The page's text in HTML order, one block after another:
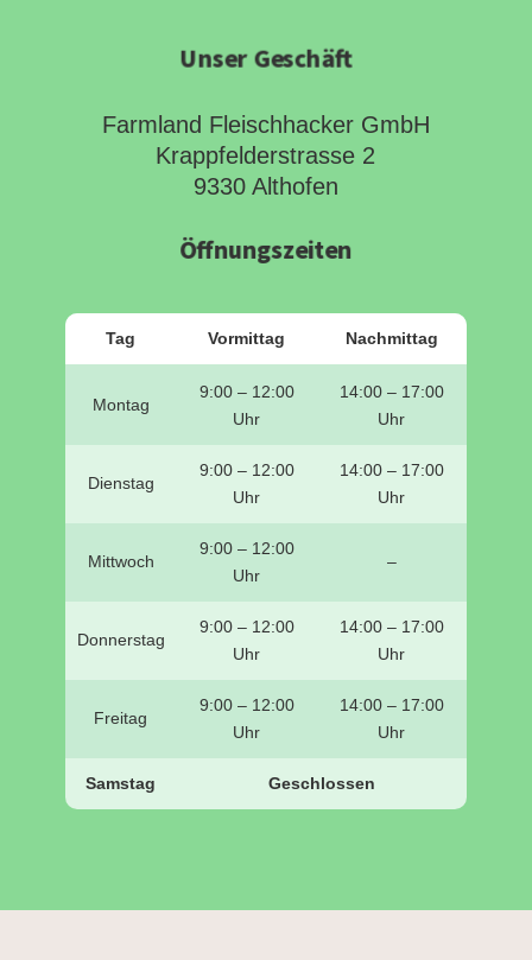
Unser Geschäft
Farmland Fleischhacker GmbH
Krappfelderstrasse 2
9330 Althofen
Öffnungszeiten
Tag Vormittag Nachmittag
Montag
9:00 – 12:00
Uhr
14:00 – 17:00
Uhr
Dienstag
9:00 – 12:00
Uhr
14:00 – 17:00
Uhr
Mittwoch
9:00 – 12:00
Uhr
–
Donnerstag
9:00 – 12:00
Uhr
14:00 – 17:00
Uhr
Freitag
9:00 – 12:00
Uhr
14:00 – 17:00
Uhr
Samstag Geschlossen